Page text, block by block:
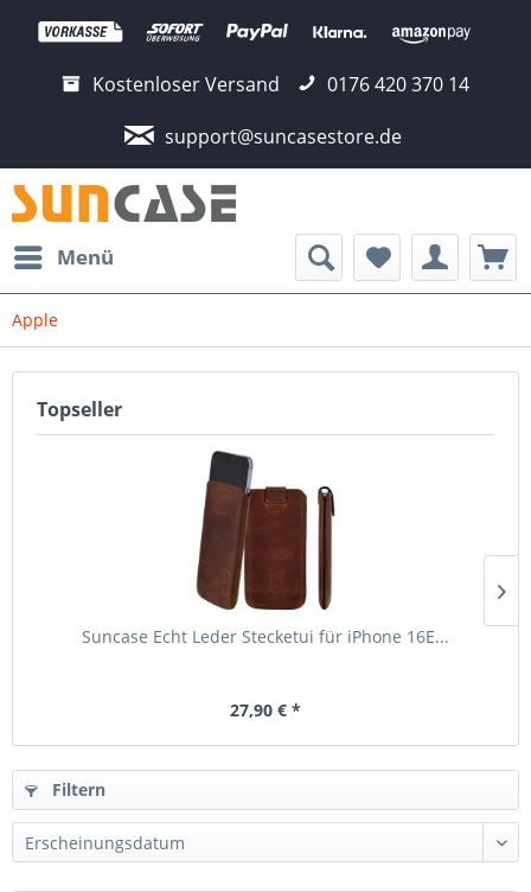
Kostenloser Versand
0176 420 370 14
support@suncasestore.de
Menü
Apple
Topseller
Suncase Echt Leder Stecketui für iPhone 16E...
27,90 € *
Filtern